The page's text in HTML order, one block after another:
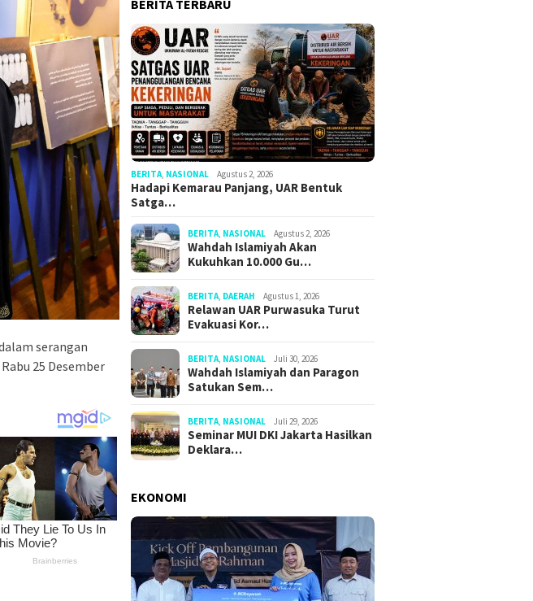
serangan
25 Desember
BERITA TERBARU
BERITA NASIONAL Agustus 2, 2026
Hadapi Kemarau Panjang, UAR Bentuk
Satga…
BERITA NASIONAL Agustus 2, 2026
Wahdah Islamiyah Akan
Kukuhkan 10.000 Gu…
BERITA DAERAH Agustus 1, 2026
Relawan UAR Purwasuka Turut
Evakuasi Kor…
BERITA NASIONAL Juli 30, 2026
Wahdah Islamiyah dan Paragon
Satukan Sem…
BERITA NASIONAL Juli 29, 2026
Seminar MUI DKI Jakarta Hasilkan
Deklara…
EKONOMI